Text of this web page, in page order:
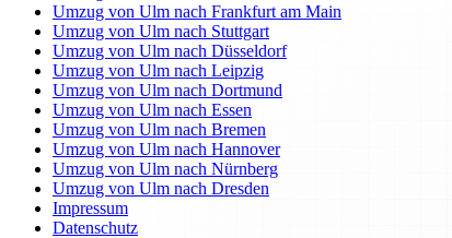
Umzug von Ulm nach Frankfurt am Main
Umzug von Ulm nach Stuttgart
Umzug von Ulm nach Düsseldorf
Umzug von Ulm nach Leipzig
Umzug von Ulm nach Dortmund
Umzug von Ulm nach Essen
Umzug von Ulm nach Bremen
Umzug von Ulm nach Hannover
Umzug von Ulm nach Nürnberg
Umzug von Ulm nach Dresden
Impressum
Datenschutz